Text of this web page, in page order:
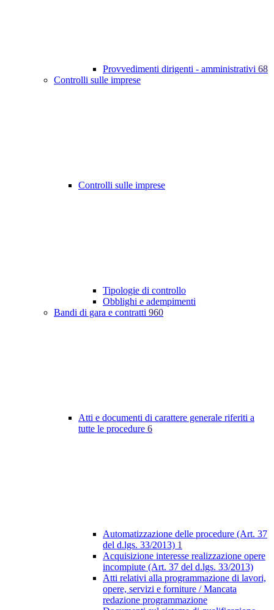
Provvedimenti dirigenti - amministrativi 68
Controlli sulle imprese
Controlli sulle imprese
Tipologie di controllo
Obblighi e adempimenti
Bandi di gara e contratti 960
Atti e documenti di carattere generale riferiti a
tutte le procedure 6
Automatizzazione delle procedure (Art. 37
del d.lgs. 33/2013) 1
Acquisizione interesse realizzazione opere
incompiute (Art. 37 del d.lgs. 33/2013)
Atti relativi alla programmazione di lavori,
opere, servizi e forniture / Mancata
redazione programmazione